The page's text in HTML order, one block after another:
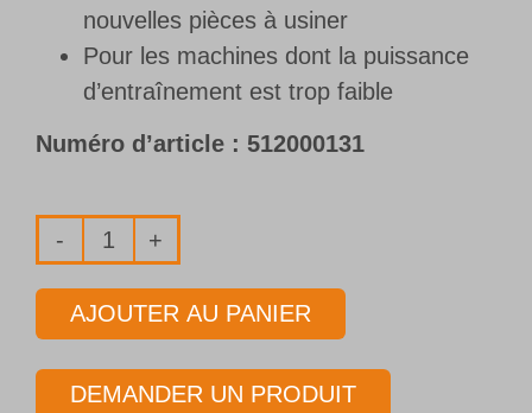
nouvelles pièces à usiner
Pour les machines dont la puissance
d’entraînement est trop faible
Numéro d’article : 512000131
quantité
de
Système
BTA
Type
AJOUTER AU PANIER
DEMANDER UN PRODUIT